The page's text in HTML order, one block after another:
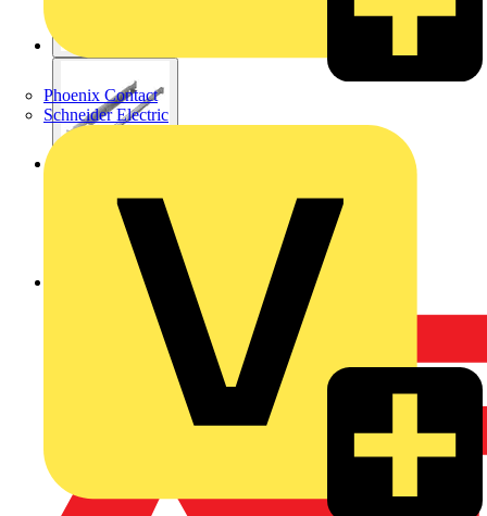
Phoenix Contact
Schneider Electric